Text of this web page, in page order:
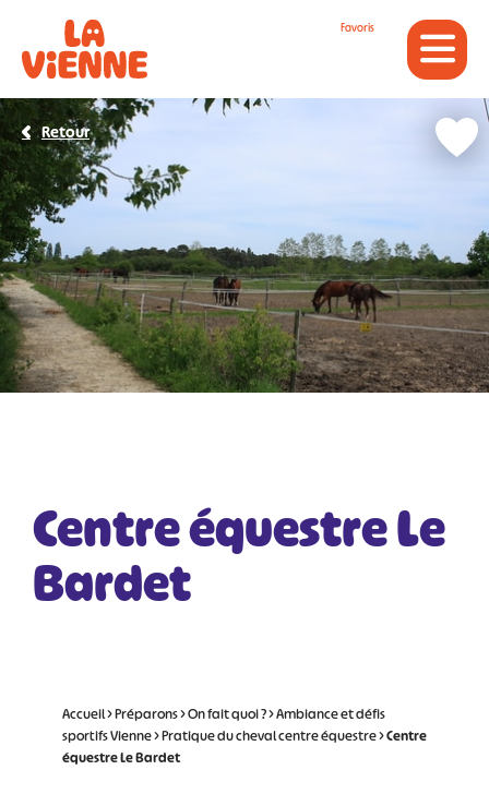
Favoris
Centre équestre Le
Bardet
Retour
Accueil>Préparons>On fait quoi ?>Ambiance et défis
sportifs Vienne>Pratique du cheval centre équestre>Centre
équestre Le Bardet